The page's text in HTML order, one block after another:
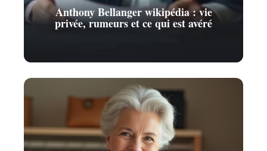
Anthony Bellanger wikipédia : vie
privée, rumeurs et ce qui est avéré